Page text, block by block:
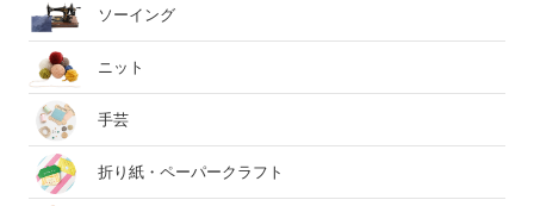
ソーイング
ニット
手芸
折り紙・ペーパークラフト